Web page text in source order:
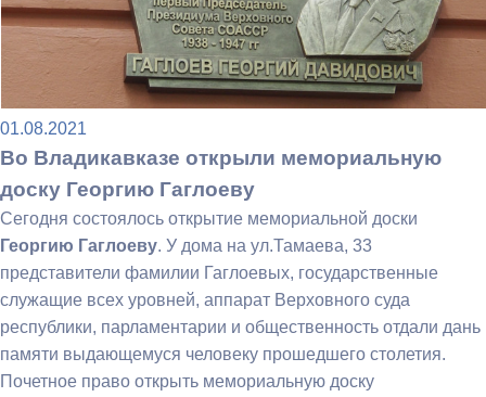
01.08.2021
Во Владикавказе открыли мемориальную
доску Георгию Гаглоеву
Сегодня состоялось открытие мемориальной доски
Георгию Гаглоеву. У дома на ул.Тамаева, 33
представители фамилии Гаглоевых, государственные
служащие всех уровней, аппарат Верховного суда
республики, парламентарии и общественность отдали дань
памяти выдающемуся человеку прошедшего столетия.
Почетное право открыть мемориальную доску